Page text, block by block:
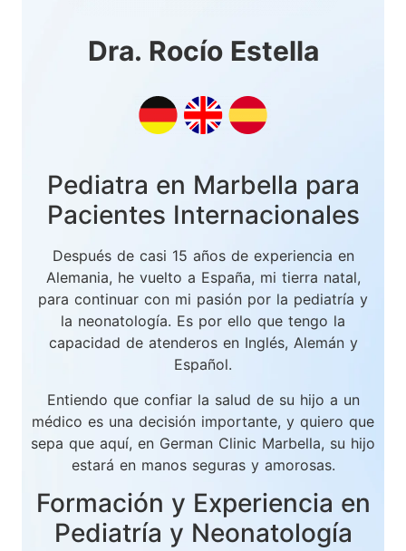
Dra. Rocío Estella
Pediatra en Marbella para
Pacientes Internacionales
Después de casi 15 años de experiencia en
Alemania, he vuelto a España, mi tierra natal,
para continuar con mi pasión por la pediatría y
la neonatología. Es por ello que tengo la
capacidad de atenderos en Inglés, Alemán y
Español.
Entiendo que confiar la salud de su hijo a un
médico es una decisión importante, y quiero que
sepa que aquí, en German Clinic Marbella, su hijo
estará en manos seguras y amorosas.
Formación y Experiencia en
Pediatría y Neonatología